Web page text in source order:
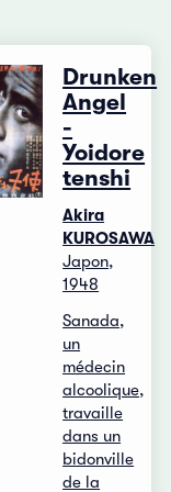
Drunken
Angel
-
Yoidore
tenshi
Akira
KUROSAWA
Japon,
1948
Sanada,
un
médecin
alcoolique,
travaille
dans un
bidonville
de la